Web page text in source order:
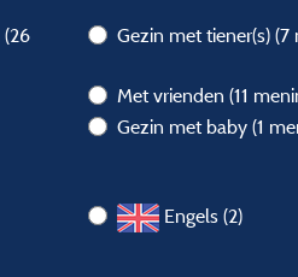
(26
Gezin met tiener(s) (7
Met vrienden (11
Gezin met baby (1
Engels (2)